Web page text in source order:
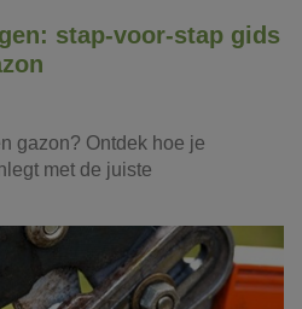
stap-voor-stap gids
gazon? Ontdek hoe je
met de juiste